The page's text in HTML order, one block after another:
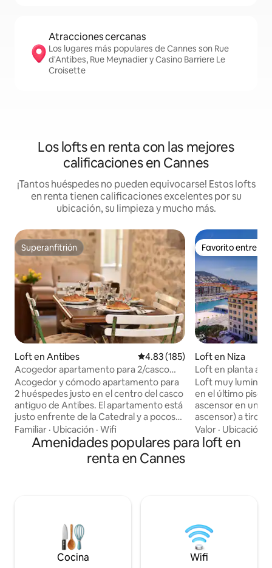
Atracciones cercanas
Los lugares más populares de Cannes son Rue
d'Antibes, Rue Meynadier y Casino Barriere Le
Croisette
Los lofts en renta con las mejores
calificaciones en Cannes
¡Tantos huéspedes no pueden equivocarse! Estos lofts
en renta tienen calificaciones excelentes por su
ubicación, su limpieza y mucho más.
Superanfitrión
Superanfitrión
Loft en Antibes Calificación promedio: 4.83 de
4.83 (185)
Acogedor apartamento para 2/casco
antiguo de Antibes
Acogedor y cómodo apartamento para
2 huéspedes justo en el centro del casco
antiguo de Antibes. El apartamento está
justo enfrente de la Catedral y a pocos
pasos del Museo Picasso y del mercado
provenzal. La habitación principal cuenta
con una cocina totalmente equipada,
sala de estar, comedor y nicho con
proporcionan sábanas y toallas. WIFI y
aire acondicionado fuertes.
Familiar · Ubicación · Wifi
Favorito entre
Favorito entre
Loft en Niza
Loft en planta
balcón sobre el
Loft muy
en el último piso
ascensor en un
ascensor) a tiro
Viejo. La unidad
ofrece vistas sin
Viejo, Cap de
desde el
tranvía.
Valor · Ubicación
Amenidades populares para loft en
renta en Cannes
Cocina Wifi